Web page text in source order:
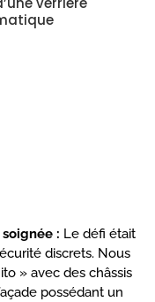
: Le défi était
discrets. Nous
» avec des châssis
possédant un